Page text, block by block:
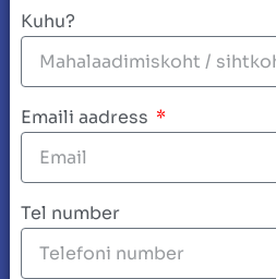
Kuhu?
Emaili aadress
Tel number